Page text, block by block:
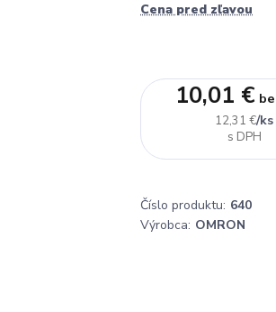
Cena pred zľavou
12,31 €/ks
10,01 €
Číslo produktu: 640
Výrobca: OMRON